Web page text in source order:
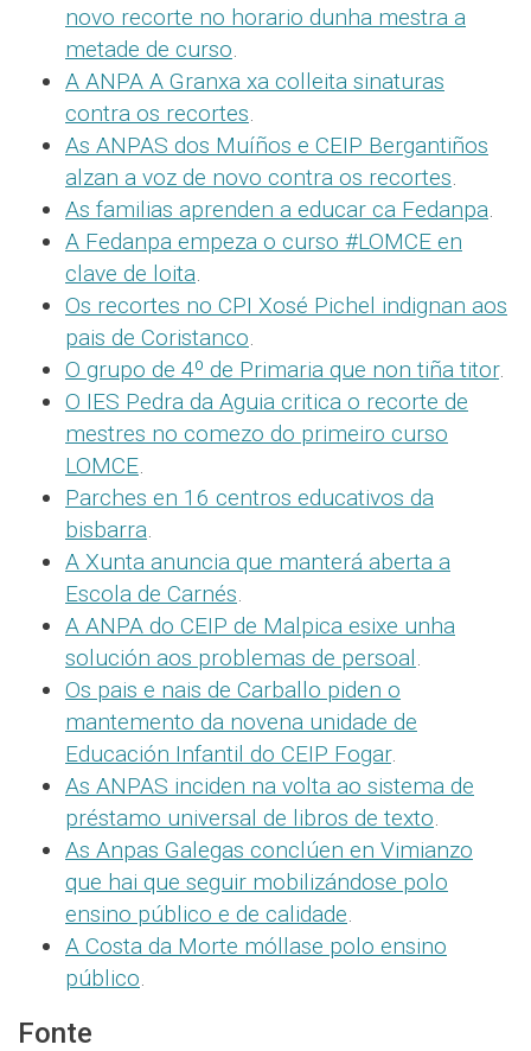
novo recorte no horario dunha mestra a
metade de curso
A ANPA A Granxa xa colleita sinaturas
contra os recortes
As ANPAS dos Muíños e CEIP Bergantiños
alzan a voz de novo contra os recortes
As familias aprenden a educar ca Fedanpa
A Fedanpa empeza o curso #LOMCE en
clave de loita
Os recortes no CPI Xosé Pichel indignan aos
pais de Coristanco
O grupo de 4º de Primaria que non tiña titor.
O IES Pedra da Aguia critica o recorte de
mestres no comezo do primeiro curso
LOMCE
Parches en 16 centros educativos da
bisbarra
A Xunta anuncia que manterá aberta a
Escola de Carnés
A ANPA do CEIP de Malpica esixe unha
solución aos problemas de persoal
Os pais e nais de Carballo piden o
mantemento da novena unidade de
Educación Infantil do CEIP Fogar.
As ANPAS inciden na volta ao sistema de
préstamo universal de libros de texto
As Anpas Galegas conclúen en Vimianzo
que hai que seguir mobilizándose polo
ensino público e de calidade
A Costa da Morte móllase polo ensino
público
Fonte